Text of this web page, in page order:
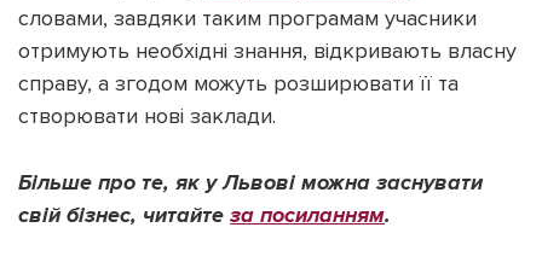
словами, завдяки таким програмам учасники
отримують необхідні знання, відкривають власну
справу, а згодом можуть розширювати її та
створювати нові заклади.
Більше про те, як у Львові можна заснувати
свій бізнес, читайте за посиланням.